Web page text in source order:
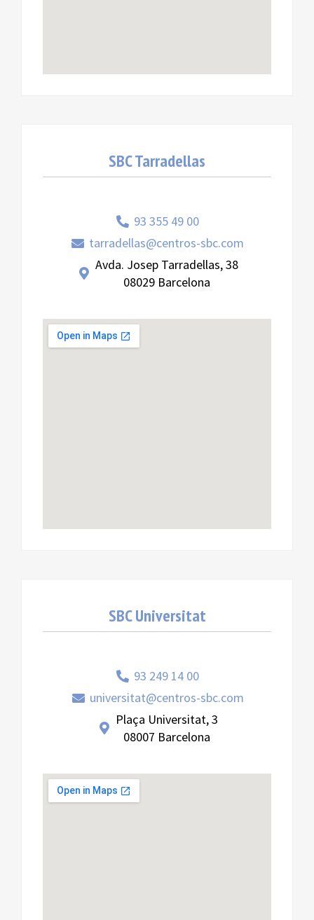
SBC Tarradellas
93 355 49 00
tarradellas@centros-sbc.com
Avda. Josep Tarradellas, 38
08029 Barcelona
SBC Universitat
93 249 14 00
universitat@centros-sbc.com
Plaça Universitat, 3
08007 Barcelona